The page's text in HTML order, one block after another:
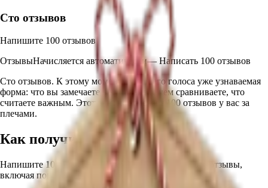
Сто отзывов
Напишите 100 отзывов
ОтзывыНачисляется автоматически—Написать 100 отзывов
Сто отзывов. К этому моменту у вашего голоса уже узнаваемая
форма: что вы замечаете в купальне, с чем сравниваете, что
считаете важным. Этот значок отмечает 100 отзывов у вас за
плечами.
Как получить
Напишите 100 отзывов в сумме. Учитываются все отзывы,
включая повторные на один и тот же онсэн.